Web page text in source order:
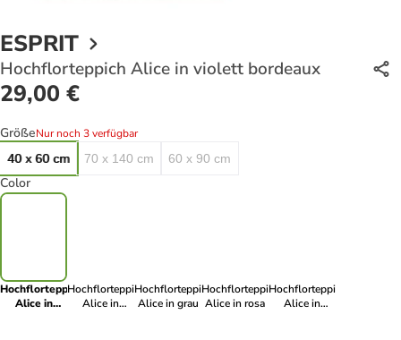
ESPRIT
Hochflorteppich Alice in violett bordeaux
29,00 €
GrößeNur noch 3 verfügbar
40 x 60 cm
70 x 140 cm 60 x 90 cm
Color
Hochflorteppich
Alice in
Hochflorteppich
Alice in
Hochflorteppich
Alice in grau
Hochflorteppich
Alice in rosa
Hochflorteppich
Alice in